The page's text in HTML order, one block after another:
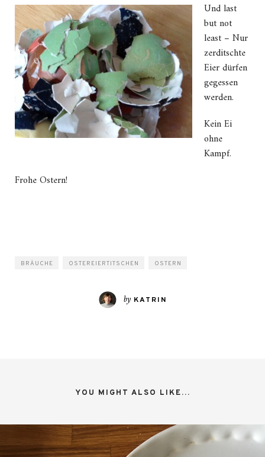
Und last
but not
least – Nur
zerditschte
Eier dürfen
gegessen
werden.
Kein Ei
ohne
Kampf.
Frohe Ostern!
BRÄUCHE OSTEREIERTITSCHEN OSTERN
by KATRIN
YOU MIGHT ALSO LIKE...